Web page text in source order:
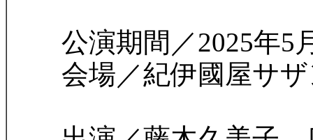
公演期間／2025年5
会場／紀伊國屋サザ